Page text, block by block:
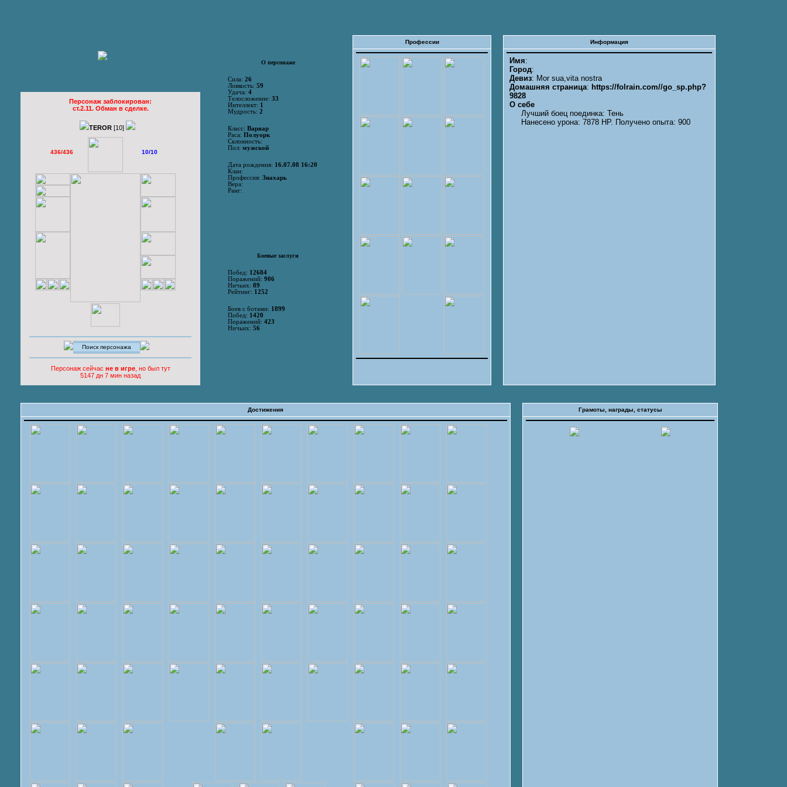
Персонаж заблокирован:
ст.2.11. Обман в сделке.
TEROR [10]
436/436 10/10
Персонаж сейчас не в игре, но был тут
5147 дн 7 мин назад
О персонаже
Сила: 26
Ловкость: 59
Удача: 4
Телосложение: 33
Интеллект: 1
Мудрость: 2
Класс: Варвар
Раса: Полуорк
Склонность:
Пол: мужской
Дата рождения: 16.07.08 16:20
Клан:
Профессия: Знахарь
Вера:
Ранг:
Боевые заслуги
Побед: 12684
Поражений: 906
Ничьих: 89
Рейтинг: 1252
Боев с ботами: 1899
Побед: 1420
Поражений: 423
Ничьих: 56
Профессии Информация
Имя:
Город:
Девиз: Mor sua,vita nostra
Домашняя страница: https://folrain.com//go_sp.php?
9828
О себе
Лучший боец поединка: Тень
Нанесено урона: 7878 HP. Получено опыта: 900
Достижения Грамоты, награды, статусы